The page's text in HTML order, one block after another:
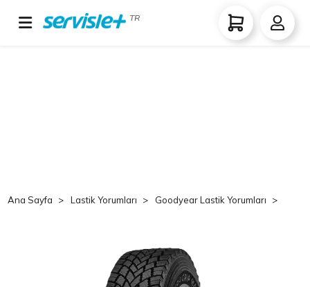
TR
Ana Sayfa Lastik Yorumları Goodyear Lastik Yorumları